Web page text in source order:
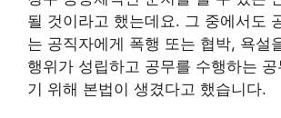
될 것이라고 했는데요. 그 중에서도
는 공직자에게 폭행 또는 협박, 욕설
행위가 성립하고 공무를 수행하는
기 위해 본법이 생겼다고 했습니다.